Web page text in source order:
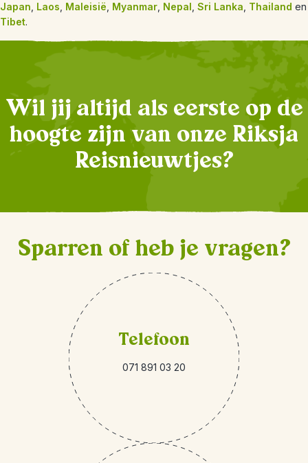
Japan Laos Maleisië Myanmar Nepal Sri Lanka Thailand en
Tibet.
Wil jij altijd als eerste op de
hoogte zijn van onze Riksja
Reisnieuwtjes?
Sparren of heb je vragen?
Telefoon
071 891 03 20